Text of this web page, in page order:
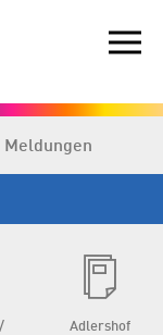
Meldungen
Adlershof